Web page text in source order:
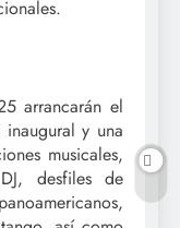
arrancarán el
y una
musicales,
desfiles de